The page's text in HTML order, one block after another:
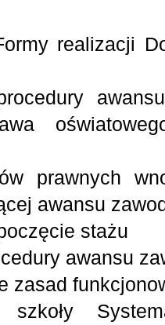
realizacji
prawnych
awansu
stażu
awansu
zasad